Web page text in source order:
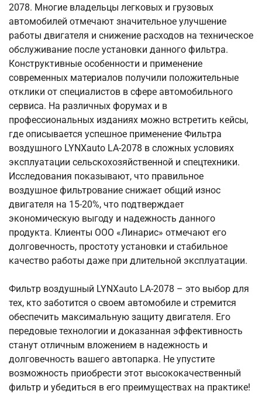
2078. Многие владельцы легковых и грузовых
автомобилей отмечают значительное улучшение
работы двигателя и снижение расходов на техническое
обслуживание после установки данного фильтра.
Конструктивные особенности и применение
современных материалов получили положительные
отклики от специалистов в сфере автомобильного
сервиса. На различных форумах и в
профессиональных изданиях можно встретить кейсы,
где описывается успешное применение Фильтра
воздушного LYNXauto LA-2078 в сложных условиях
эксплуатации сельскохозяйственной и спецтехники.
Исследования показывают, что правильное
воздушное фильтрование снижает общий износ
двигателя на 15-20%, что подтверждает
экономическую выгоду и надежность данного
продукта. Клиенты ООО «Линарис» отмечают его
долговечность, простоту установки и стабильное
качество работы даже при длительной эксплуатации.
Фильтр воздушный LYNXauto LA-2078 – это выбор для
тех, кто заботится о своем автомобиле и стремится
обеспечить максимальную защиту двигателя. Его
передовые технологии и доказанная эффективность
станут отличным вложением в надежность и
долговечность вашего автопарка. Не упустите
возможность приобрести этот высококачественный
фильтр и убедиться в его преимуществах на практике!